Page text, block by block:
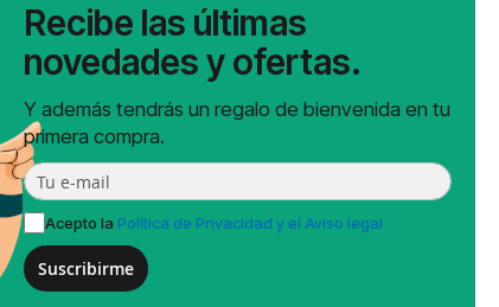
Recibe las últimas
novedades y ofertas.
Y además tendrás un regalo de bienvenida en tu
primera compra.
Acepto la Política de Privacidad y el Aviso legal
Suscribirme